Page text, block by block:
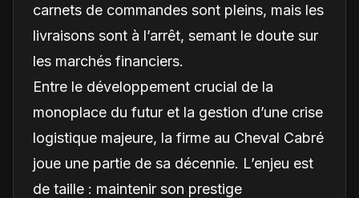
carnets de commandes sont pleins, mais les
livraisons sont à l’arrêt, semant le doute sur
les marchés financiers.
Entre le développement crucial de la
monoplace du futur et la gestion d’une crise
logistique majeure, la firme au Cheval Cabré
joue une partie de sa décennie. L’enjeu est
de taille : maintenir son prestige